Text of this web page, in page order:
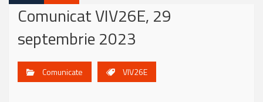
Comunicat VIV26E, 29
septembrie 2023
Comunicate VIV26E